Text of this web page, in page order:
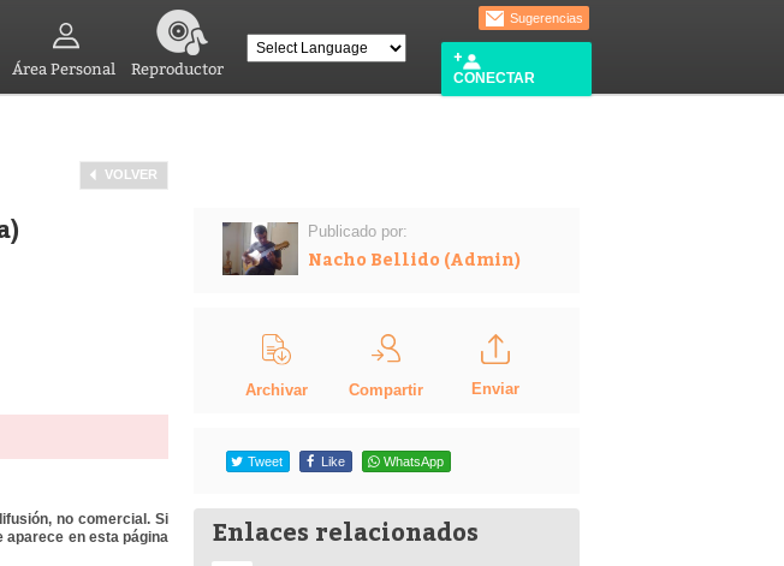
Área Personal Reproductor
Sugerencias
CONECTAR
VOLVER
no comercial. Si
aparece en esta página
Publicado por:
Nacho Bellido (Admin)
Archivar Compartir Enviar
Tweet Like WhatsApp
Enlaces relacionados